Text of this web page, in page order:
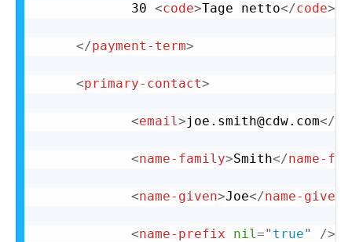
			30
<code>Tage netto</code>
</payment-term>
<primary-contact>
<email>joe.smith@cdw.com</
<name-family>Smith</name-
<name-given>Joe</name-given
<name-prefix nil=" true" />